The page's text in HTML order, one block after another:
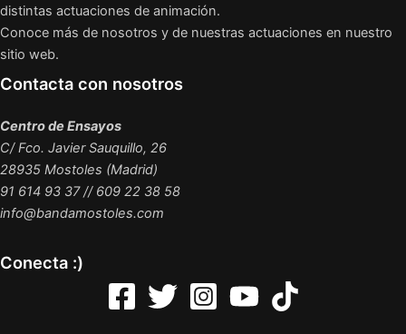
distintas actuaciones de animación.
Conoce más de nosotros y de nuestras actuaciones en nuestro
sitio web.
Contacta con nosotros
Centro de Ensayos
C/ Fco. Javier Sauquillo, 26
28935 Mostoles (Madrid)
91 614 93 37 // 609 22 38 58
info@bandamostoles.com
Conecta :)